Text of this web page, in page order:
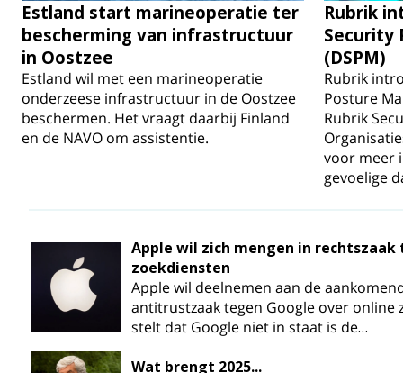
Estland start marineoperatie ter
bescherming van infrastructuur
in Oostzee
Estland wil met een marineoperatie
onderzeese infrastructuur in de Oostzee
beschermen. Het vraagt daarbij Finland
en de NAVO om assistentie.
Rubrik
Security
(DSPM)
Rubrik
Posture
Rubrik
voor meer
gevoelige
Apple wil zich mengen in
zoekdiensten
Apple wil deelnemen aan de
antitrustzaak tegen Google over online
stelt dat Google niet in staat is de…
Wat brengt 2025...